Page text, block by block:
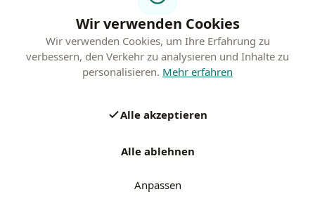
Spider
Xbox
Sehr gut
LUMEA
Philips Lumea
Prestige
8000
BRI949/00 –
€260,00
inkl. MwSt.
Wir verwenden Cookies
Wir verwenden Cookies, um Ihre Erfahrung zu
verbessern, den Verkehr zu analysieren und Inhalte zu
personalisieren. Mehr erfahren
Alle akzeptieren
Alle ablehnen
Anpassen